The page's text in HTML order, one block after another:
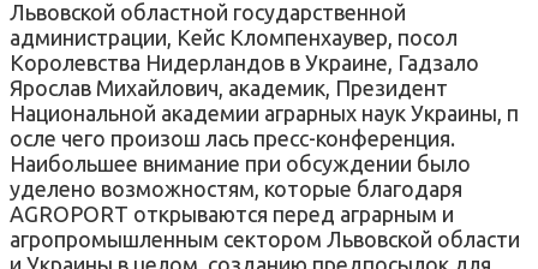
Львовской областной государственной
администрации, Кейс Кломпенхаувер, посол
Королевства Нидерландов в Украине, Гадзало
Ярослав Михайлович, академик, Президент
Национальной академии аграрных наук Украины, п
осле чего произош лась пресс-конференция.
Наибольшее внимание при обсуждении было
уделено возможностям, которые благодаря
AGROPORT открываются перед аграрным и
агропромышленным сектором Львовской области
и Украины в целом, созданию предпосылок для